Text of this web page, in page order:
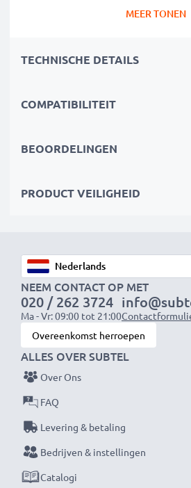
gegevenssnelheden
kopiëren van foto's, video's & Raw
Aansluiting 1: Mini USB
Aansluiting 2: USB A Connector
Versie : 2.0
Datasnelheid (max): 480 MBit/s -
Laadstroom: 1A
Lengte van de kabel:
Kabel Materiaal
Connector materiaal
★ 3 jaar garantie ★
MEER TONEN
TECHNISCHE DETAILS
COMPATIBILITEIT
BEOORDELINGEN
PRODUCT VEILIGHEID
NEEM CONTACT OP MET
020 / 262 3724
Ma - Vr: 09:00 tot 21:00
Overeenkomst herroepen
ALLES OVER SUBTEL
Over Ons
FAQ
Levering & betaling
Bedrijven & instellingen
Catalogi